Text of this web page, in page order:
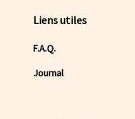
Liens utiles
F.A.Q.
Journal